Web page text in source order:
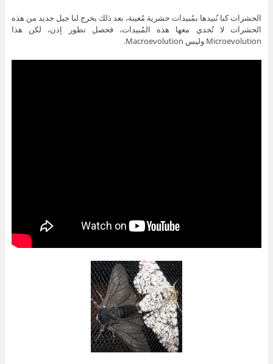
الحشرات كنا نُبيدها بمُبيدات حشرية مُعينة، بعد ذلك يخرج لنا جيل جديد من هذه
الحشرات لا تُجدي معها هذه المُبيدات، فحصل تطور إذن، لكن هذا
Microevolution وليس Macroevolution.